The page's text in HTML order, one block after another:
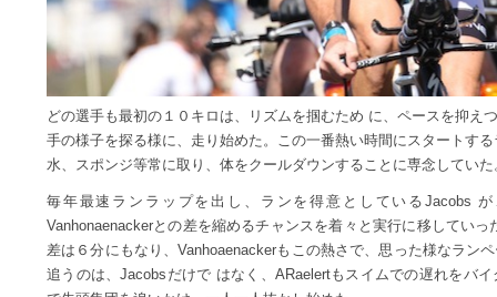
どの選手も最初の１０キロは、リズムを掴むため に、ペースを抑え
手の様子を探る様に、走り始めた。この一番熱い時間にスタートす
水、スポンジ等常に取り、体をクールダウンすることに専念していた
毎年最速ランラップを出し、ランを得意としているJacobs
Vanhonaenackerとの差を縮めるチャンスを着々と実行に移してい
差は６分にもなり、Vanhoaenackerもこの熱さで、思った様なラン
追うのは、Jacobsだけで はなく、ARaelertもスイムでの遅れをバ